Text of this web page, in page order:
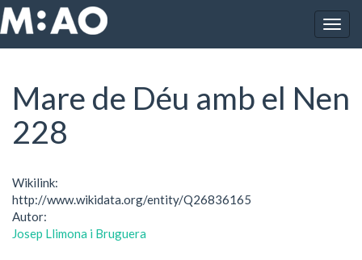
Vés al contingut
Inici Mare de Déu amb el Nen 228
Mare de Déu amb el Nen
228
Wikilink:
http://www.wikidata.org/entity/Q26836165
Autor:
Josep Llimona i Bruguera